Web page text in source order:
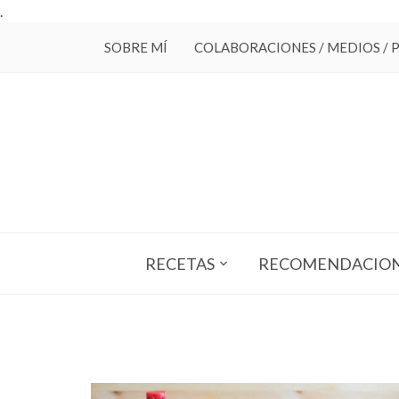
.
SOBRE MÍ COLABORACIONES / MEDIOS /
RECETAS